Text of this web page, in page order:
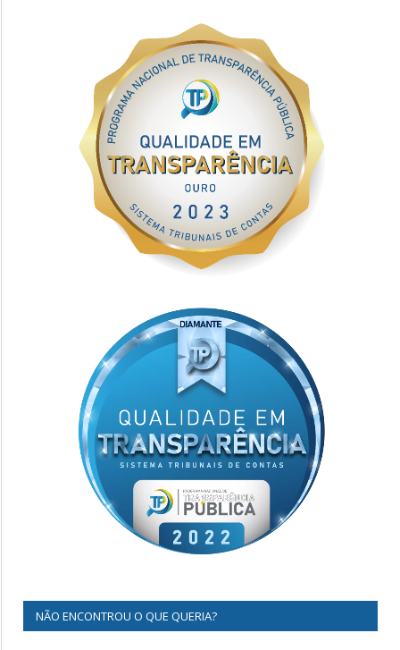
NÃO ENCONTROU O QUE QUERIA?